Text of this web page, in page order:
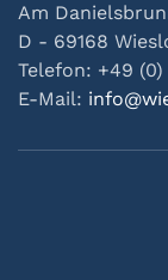
Am
D - 69168
Telefon: +49
E-Mail: